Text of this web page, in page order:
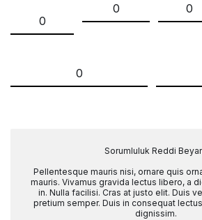
0
0
0
0
Sorumluluk Reddi
Pellentesque mauris nisi, ornare quis
mauris. Vivamus gravida lectus libero, a
in. Nulla facilisi. Cras at justo elit. Duis
pretium semper. Duis in consequat
dignissim.